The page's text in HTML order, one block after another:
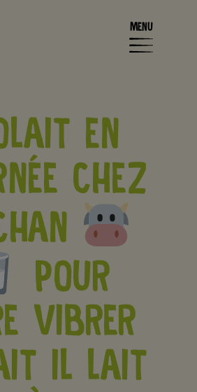
MENU
EN
CHEZ
POUR
VIBRER
IL LAIT